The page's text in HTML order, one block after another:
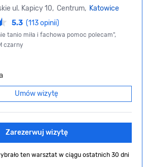
ul. Kapicy 10, Centrum, Katowice
5.3 (113 opinii)
tanio miła i fachowa pomoc polecam",
czarny
Umów wizytę
Zarezerwuj wizytę
ten warsztat w ciągu ostatnich 30 dni